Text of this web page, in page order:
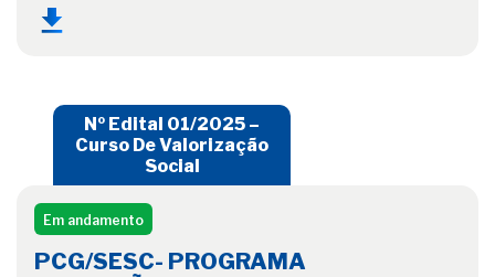
Nº Edital 01/2025 –
Curso De Valorização
Social
Em andamento
PCG/SESC- PROGRAMA